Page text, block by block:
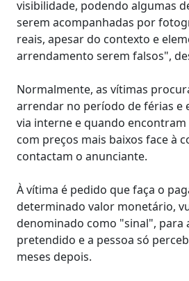
visibilidade, podendo algumas
serem acompanhadas por
reais, apesar do contexto e
arrendamento serem falsos",
Normalmente, as vítimas
arrendar no período de férias e
via interne e quando encontram
com preços mais baixos face à
contactam o anunciante.
À vítima é pedido que faça o
determinado valor monetário,
denominado como "sinal", para
pretendido e a pessoa só
meses depois.